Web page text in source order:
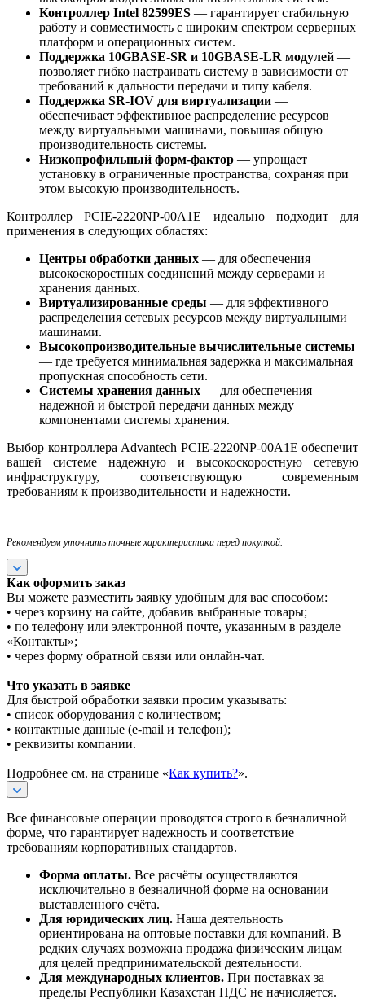
Контроллер Intel 82599ES — гарантирует стабильную
работу и совместимость с широким спектром серверных
платформ и операционных систем.
Поддержка 10GBASE-SR и 10GBASE-LR модулей —
позволяет гибко настраивать систему в зависимости от
требований к дальности передачи и типу кабеля.
Поддержка SR-IOV для виртуализации —
обеспечивает эффективное распределение ресурсов
между виртуальными машинами, повышая общую
производительность системы.
Низкопрофильный форм-фактор — упрощает
установку в ограниченные пространства, сохраняя при
этом высокую производительность.
Контроллер PCIE-2220NP-00A1E идеально подходит для
применения в следующих областях:
Центры обработки данных — для обеспечения
высокоскоростных соединений между серверами и
хранения данных.
Виртуализированные среды — для эффективного
распределения сетевых ресурсов между виртуальными
машинами.
Высокопроизводительные вычислительные системы
— где требуется минимальная задержка и максимальная
пропускная способность сети.
Системы хранения данных — для обеспечения
надежной и быстрой передачи данных между
компонентами системы хранения.
Выбор контроллера Advantech PCIE-2220NP-00A1E обеспечит
вашей системе надежную и высокоскоростную сетевую
инфраструктуру, соответствующую современным
требованиям к производительности и надежности.
Рекомендуем уточнить точные характеристики перед покупкой.
Как оформить заказ
Вы можете разместить заявку удобным для вас способом:
• через корзину на сайте, добавив выбранные товары;
• по телефону или электронной почте, указанным в разделе
«Контакты»;
• через форму обратной связи или онлайн-чат.
Что указать в заявке
Для быстрой обработки заявки просим указывать:
• список оборудования с количеством;
• контактные данные (e-mail и телефон);
• реквизиты компании.
Подробнее см. на странице «Как купить?».
Все финансовые операции проводятся строго в безналичной
форме, что гарантирует надежность и соответствие
требованиям корпоративных стандартов.
Форма оплаты. Все расчёты осуществляются
исключительно в безналичной форме на основании
выставленного счёта.
Для юридических лиц. Наша деятельность
ориентирована на оптовые поставки для компаний. В
редких случаях возможна продажа физическим лицам
для целей предпринимательской деятельности.
Для международных клиентов. При поставках за
пределы Республики Казахстан НДС не начисляется.